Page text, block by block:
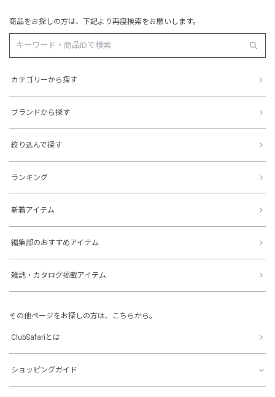
商品をお探しの方は、下記より再度検索をお願いします。
カテゴリーから探す
ブランドから探す
絞り込んで探す
ランキング
新着アイテム
編集部のおすすめアイテム
雑誌・カタログ掲載アイテム
その他ページをお探しの方は、こちらから。
ClubSafariとは
ショッピングガイド